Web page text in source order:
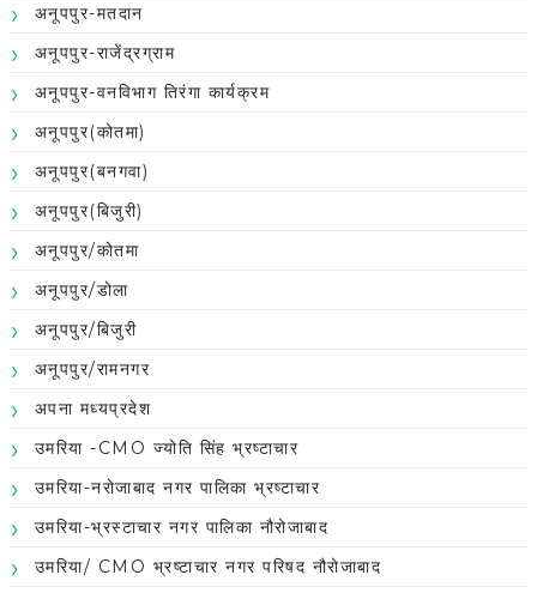
अनूपपुर-मतदान
अनूपपुर-राजेंद्रग्राम
अनूपपुर-वनविभाग तिरंगा कार्यक्रम
अनूपपुर(कोतमा)
अनूपपुर(बनगवा)
अनूपपुर(बिजुरी)
अनूपपुर/कोतमा
अनूपपुर/डोला
अनूपपुर/बिजुरी
अनूपपुर/रामनगर
अपना मध्यप्रदेश
उमरिया -CMO ज्योति सिंह भ्रष्टाचार
उमरिया-नरोजाबाद नगर पालिका भ्रष्टाचार
उमरिया-भ्रस्टाचार नगर पालिका नौरोजाबाद
उमरिया/ CMO भ्रष्टाचार नगर परिषद नौरोजाबाद